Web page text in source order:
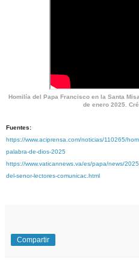
Homilía del Papa Francisco en la Santa
de enero 2025.
Fuentes:
https://www.aciprensa.com/noticias/110265/
palabra-de-dios-2025
https://www.vaticannews.va/es/papa/news/
del-senor-lectores-comunicac.html
Compartir